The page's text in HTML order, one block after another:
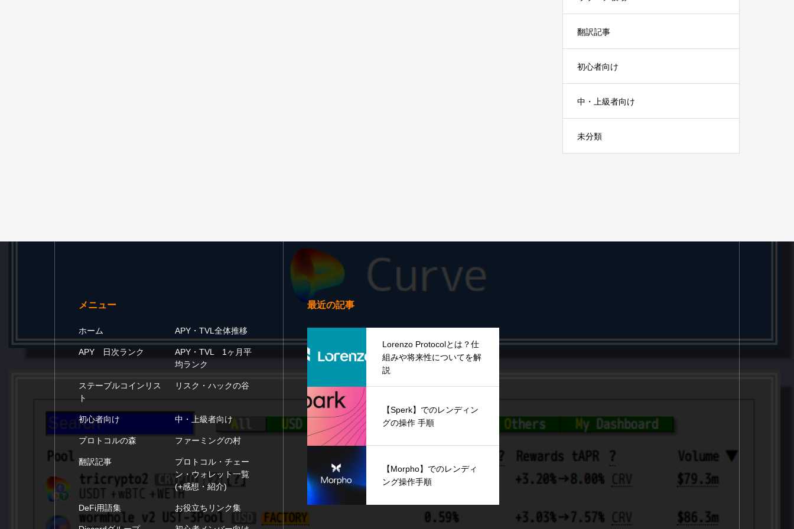
翻訳記事
初心者向け
中・上級者向け
未分類
メニュー
ホーム APY・TVL全体推移
APY 日次ランク
APY・TVL 1ヶ月平
均ランク
ステーブルコインリス
ト
リスク・ハックの谷
初心者向け 中・上級者向け
プロトコルの森 ファーミングの村
翻訳記事
プロトコル・チェー
ン・ウォレット一覧
(+感想・紹介)
DeFi用語集 お役立ちリンク集
最近の記事
Lorenzo Protocolとは？仕
組みや将来性についてを解
説
【Sperk】でのレンディン
グの操作 手順
【Morpho】でのレンディ
ング操作手順